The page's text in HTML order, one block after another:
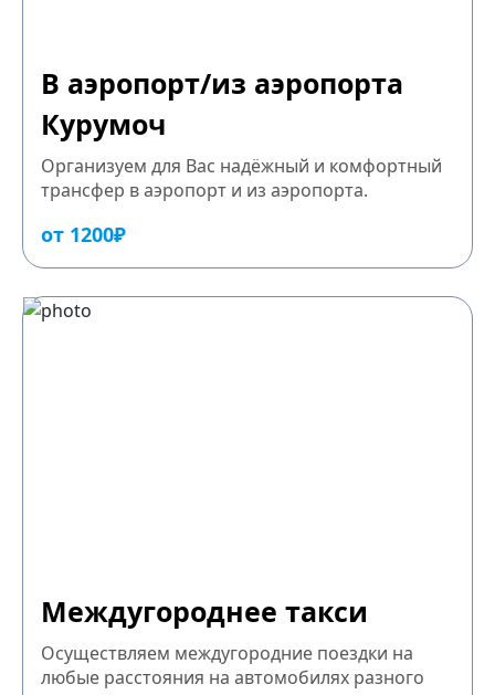
В аэропорт/из аэропорта
Курумоч
Организуем для Вас надёжный и комфортный
трансфер в аэропорт и из аэропорта.
от 1200₽
Междугороднее такси
Осуществляем междугородние поездки на
любые расстояния на автомобилях разного